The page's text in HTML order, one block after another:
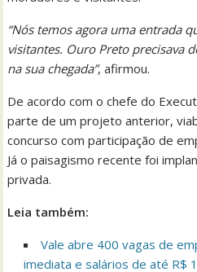
“Nós temos agora uma entrada
visitantes. Ouro Preto precisava
na sua chegada”, afirmou.
De acordo com o chefe do
parte de um projeto anterior,
concurso com participação de
Já o paisagismo recente foi
privada.
Leia também:
Vale abre 400 vagas de
imediata e salários de até R$